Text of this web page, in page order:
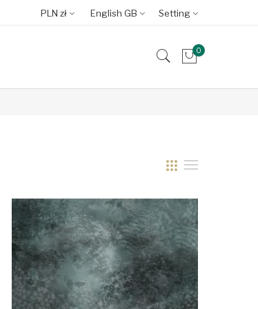
Setting
English GB
PLN zł
0